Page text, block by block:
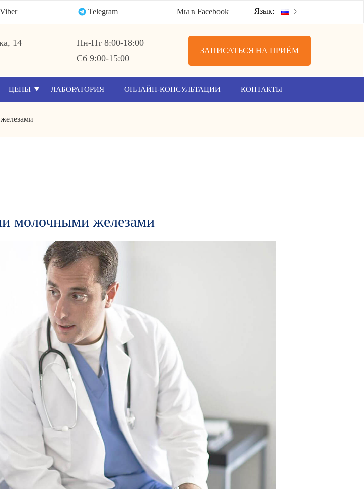
Viber Telegram Мы в Facebook Язык:
14
Пн-Пт 8:00-18:00
Сб 9:00-15:00
ЗАПИСАТЬСЯ НА ПРИЁМ
ЦЕНЫ ЛАБОРАТОРИЯ ОНЛАЙН-КОНСУЛЬТАЦИИ КОНТАКТЫ
молочными железами